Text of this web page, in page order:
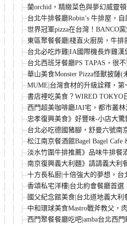
蘭orchid，精緻菜色與夢幻威靈
台北牛排餐廳Robin’s 牛排屋，
世界冠軍pizza在台灣！BANCO
東區聚餐餐廳|棧直火廚房，牛
台北必吃炸雞|IA國際機長炸雞
台北西班牙餐廳PS TAPAS，很
華山美食Monster Pizza怪獸披薩
MUME|台灣食材的升級詮釋，
書店裡吃美食？WIRED TOKYO
西門超美咖啡廳JAI宅，都市叢
忠孝復興美食》好豐味-小店大
台北必吃德國豬腳，舒曼六號南
松江南京餐酒館Bagel Bagel
淡水竹圍牛排推薦》品味牛排餐
南京復興義大利麵》請請義大利
十方長私廚|十倍強大的夢想，
香頌私宅洋樓|台北約會餐廳首
國父紀念館美食|台北道地義大
中和環球美食Mastro戰斧教父，
西門聚餐餐廳吃吧|amba台北西